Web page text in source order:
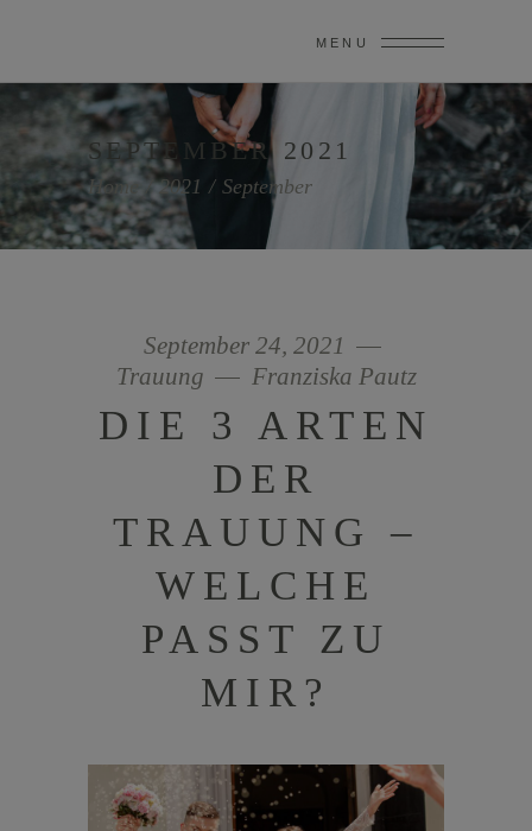
MENU
SEPTEMBER 2021
Home/2021/September
September 24, 2021
Trauung
Franziska Pautz
DIE 3 ARTEN
DER
TRAUUNG –
WELCHE
PASST ZU
MIR?